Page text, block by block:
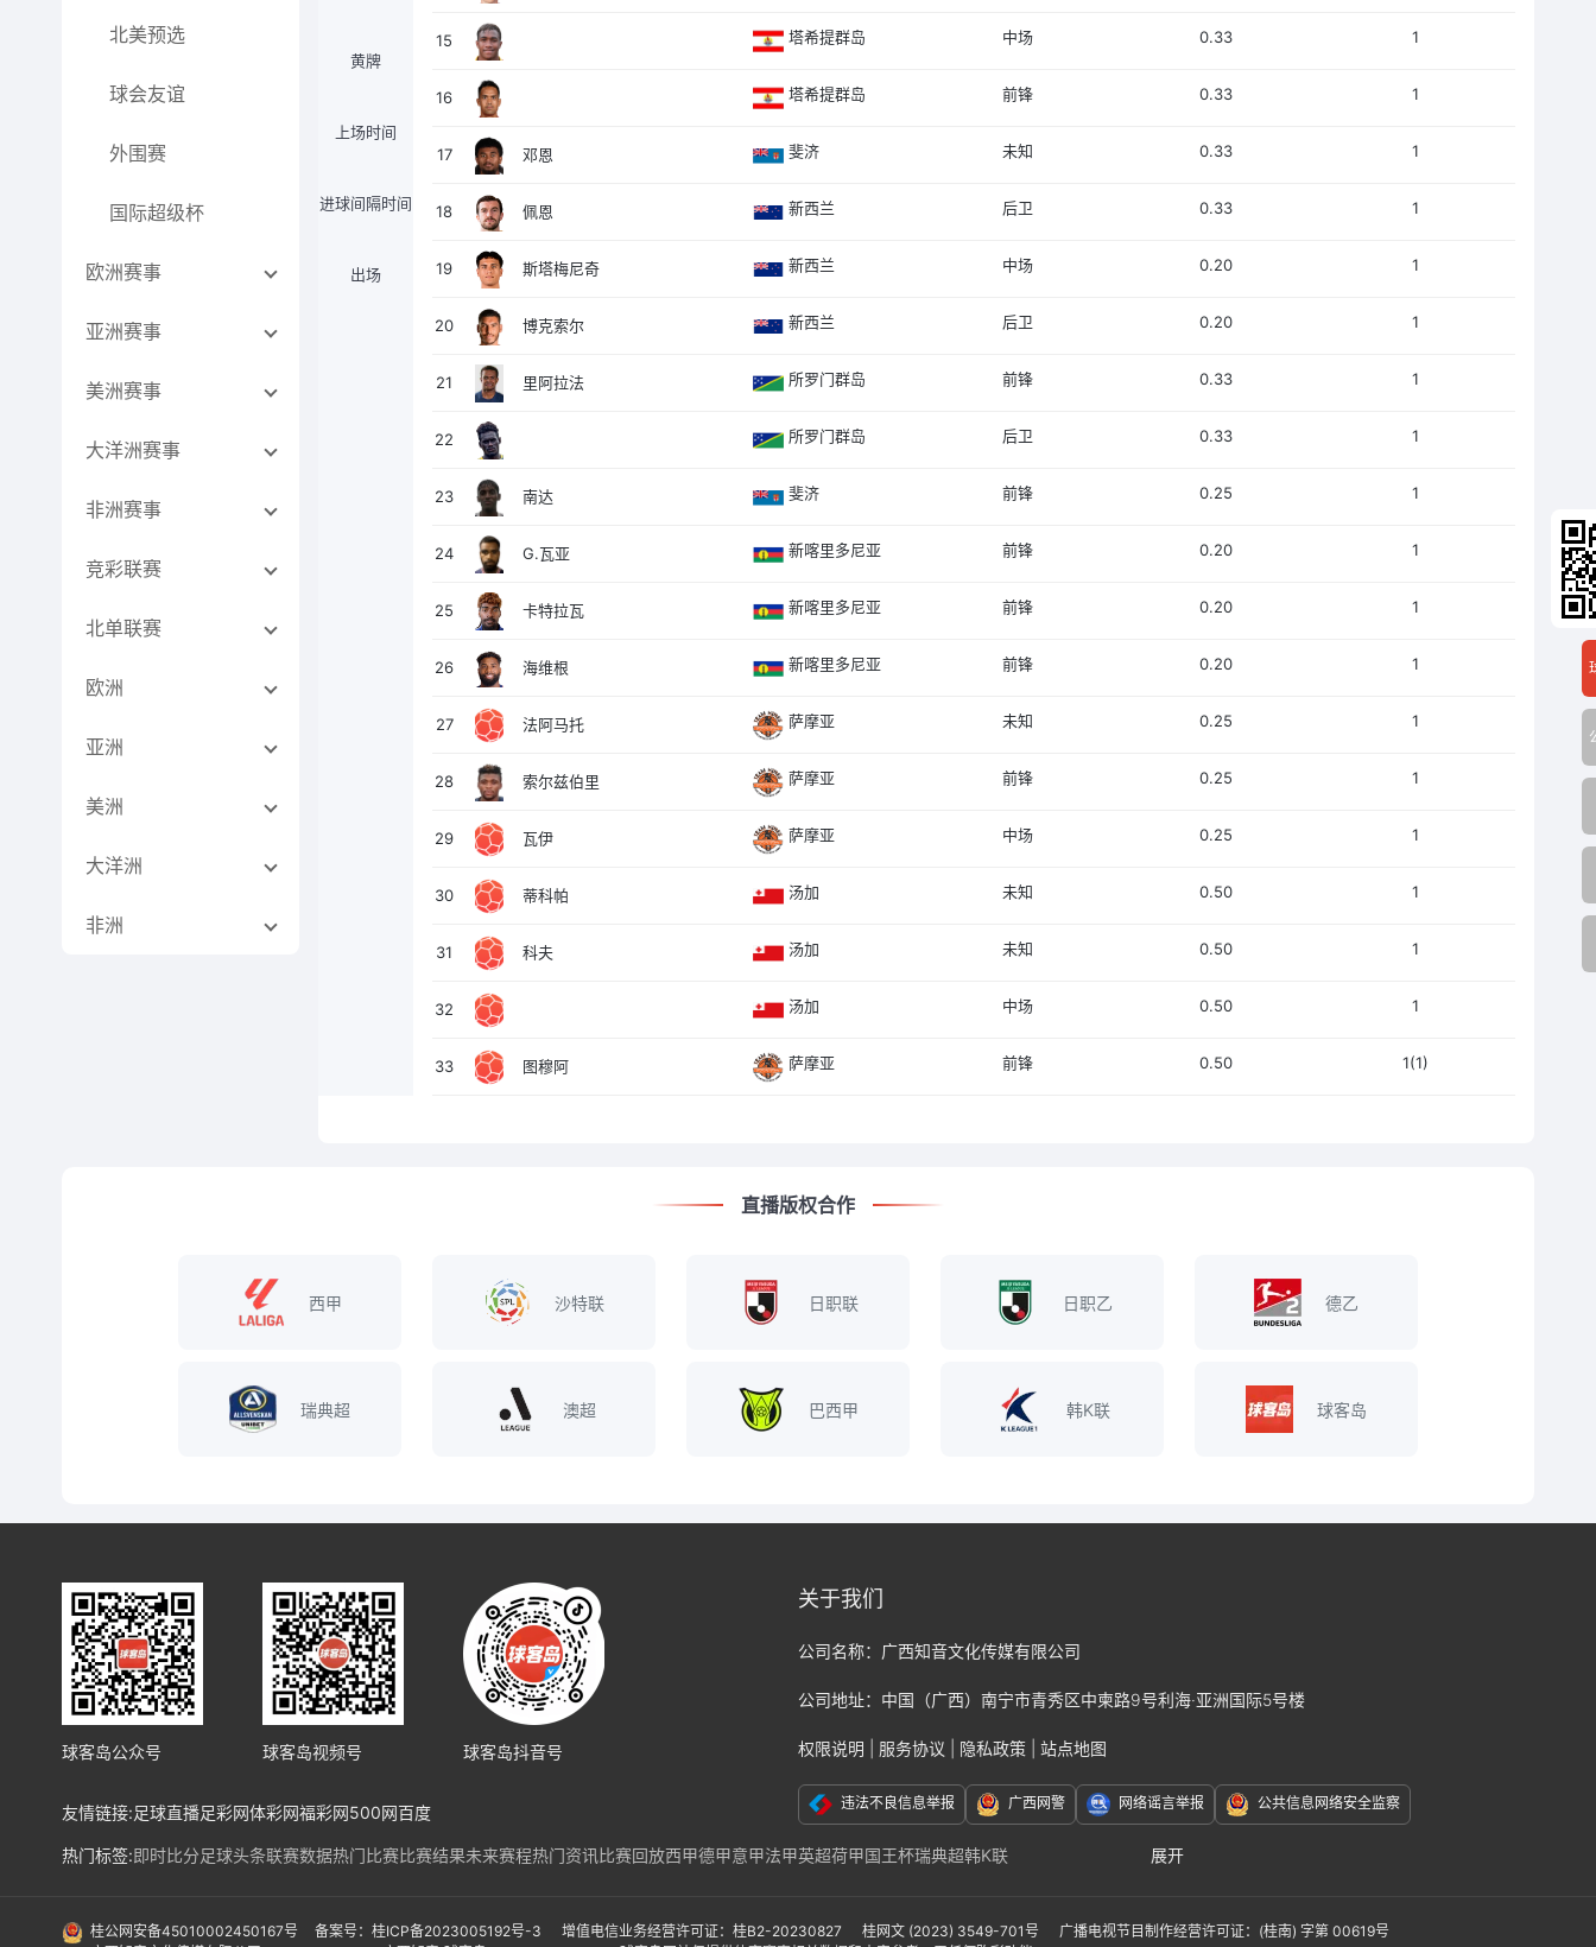
北美预选
球会友谊
外围赛
国际超级杯
欧洲赛事
亚洲赛事
美洲赛事
大洋洲赛事
非洲赛事
竞彩联赛
北单联赛
欧洲
亚洲
美洲
大洋洲
非洲
黄牌
上场时间
进球间隔时间
出场
15 塔希提群岛 中场 0.33 1
16 塔希提群岛 前锋 0.33 1
17 邓恩 斐济 未知 0.33 1
18 佩恩 新西兰 后卫 0.33 1
19 斯塔梅尼奇 新西兰 中场 0.20 1
20 博克索尔 新西兰 后卫 0.20 1
21 里阿拉法 所罗门群岛 前锋 0.33 1
22 所罗门群岛 后卫 0.33 1
23 南达 斐济 前锋 0.25 1
24 G.瓦亚 新喀里多尼亚 前锋 0.20 1
25 卡特拉瓦 新喀里多尼亚 前锋 0.20 1
26 海维根 新喀里多尼亚 前锋 0.20 1
27 法阿马托 萨摩亚 未知 0.25 1
28 索尔兹伯里 萨摩亚 前锋 0.25 1
29 瓦伊 萨摩亚 中场 0.25 1
30 蒂科帕 汤加 未知 0.50 1
31 科夫 汤加 未知 0.50 1
32 汤加 中场 0.50 1
33 图穆阿 萨摩亚 前锋 0.50 1(1)
直播版权合作
西甲 沙特联 日职联 日职乙 德乙
瑞典超 澳超 巴西甲 韩K联 球客岛
球客岛公众号 球客岛视频号 球客岛抖音号
友情链接:足球直播足彩网体彩网福彩网500网百度
关于我们
公司名称： 广西知音文化传媒有限公司
公司地址： 中国（广西）南宁市青秀区中柬路9号利海·亚洲国际5号楼
权限说明 服务协议 隐私政策 站点地图
违法不良信息举报 广西网警 网络谣言举报 公共信息网络安全监察
热门标签:即时比分足球头条联赛数据热门比赛比赛结果未来赛程热门资讯 比赛回放西甲德甲意甲法甲英超荷甲国王杯瑞典超韩K联
展开
国际赛事:亚洲预选赛欧洲预选赛 南美预选赛北美预选赛欧冠欧协联 亚冠亚洲杯美洲杯美职联 墨西哥联赛非洲杯日本职业联赛J1日本职业联赛J2
桂公网安备45010002450167号 备案号：桂ICP备2023005192号-3 增值电信业务经营许可证：桂B2-20230827 桂网文 (2023) 3549-701号
广播电视节目制作经营许可证：(桂南) 字第 00619号